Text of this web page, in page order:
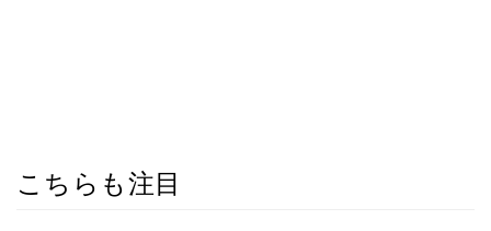
こちらも注目